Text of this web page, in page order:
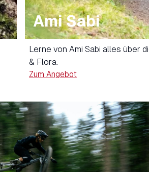
Ami Sabi
Lerne von Ami Sabi alles über
& Flora.
Zum Angebot